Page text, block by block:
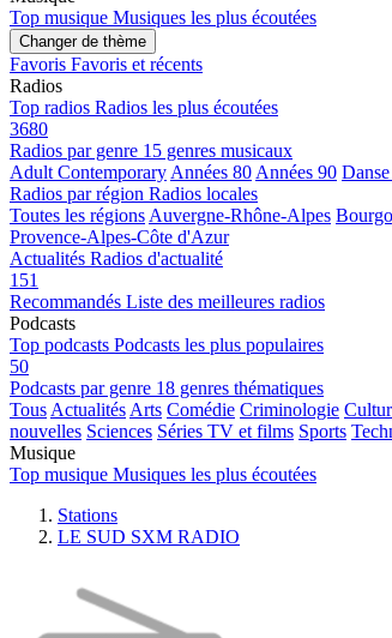
Top musique Musiques les plus écoutées
Changer de thème
Favoris Favoris et récents
Radios
Top radios Radios les plus écoutées
3680
Radios par genre 15 genres musicaux
Adult Contemporary Années 80 Années 90
Radios par région Radios locales
Toutes les régions Auvergne-Rhône-Alpes
Provence-Alpes-Côte d'Azur
Actualités Radios d'actualité
151
Recommandés Liste des meilleures radios
Podcasts
Top podcasts Podcasts les plus populaires
50
Podcasts par genre 18 genres thématiques
Tous Actualités Arts Comédie Criminologie
nouvelles Sciences Séries TV et films Sports
Musique
Top musique Musiques les plus écoutées
Stations
LE SUD SXM RADIO